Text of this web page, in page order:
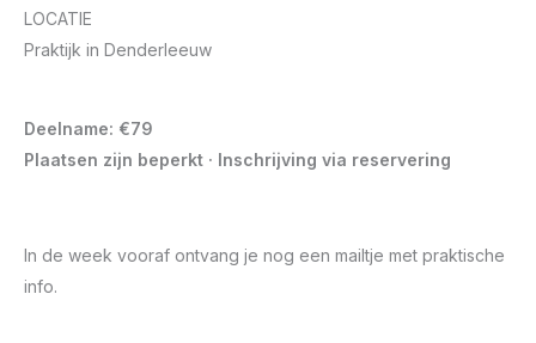
LOCATIE
Praktijk in Denderleeuw
Deelname: €79
Plaatsen zijn beperkt · Inschrijving via reservering
In de week vooraf ontvang je nog een mailtje met praktische
info.